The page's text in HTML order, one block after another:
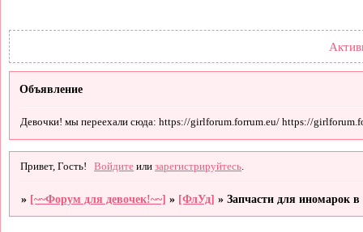
Объявление
Девочки! мы переехали сюда: https://girlforum.forrum.eu/ https://
Привет, Гость! Войдите илизарегистрируйтесь
» [~~Форум для девочек!~~] » [ФлУд] »Запчасти для иномарок в